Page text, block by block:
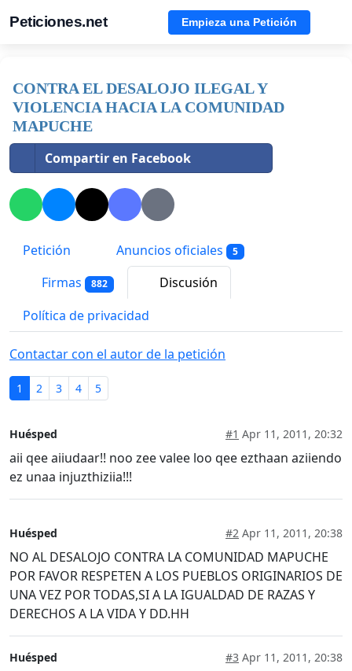
Peticiones.net Empieza una Petición
CONTRA EL DESALOJO ILEGAL Y
VIOLENCIA HACIA LA COMUNIDAD
MAPUCHE
Compartir en Facebook
Petición Anuncios oficiales 5
Firmas 882
Discusión
Política de privacidad
Contactar con el autor de la petición
1 2 3 4 5
Huésped #1 Apr 11, 2011, 20:32
aii qee aiiudaar!! noo zee valee loo qee ezthaan aziiendo
ez unaa injuzthiziia!!!
Huésped #2 Apr 11, 2011, 20:38
NO AL DESALOJO CONTRA LA COMUNIDAD MAPUCHE
POR FAVOR RESPETEN A LOS PUEBLOS ORIGINARIOS DE
UNA VEZ POR TODAS,SI A LA IGUALDAD DE RAZAS Y
DERECHOS A LA VIDA Y DD.HH
Huésped #3 Apr 11, 2011, 20:38